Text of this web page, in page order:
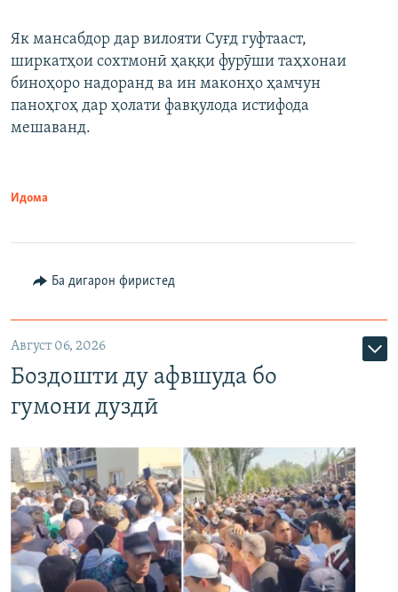
Як мансабдор дар вилояти Суғд гуфтааст,
ширкатҳои сохтмонӣ ҳаққи фурӯши таҳхонаи
биноҳоро надоранд ва ин маконҳо ҳамчун
паноҳгоҳ дар ҳолати фавқулода истифода
мешаванд.
Идома
Ба дигарон фиристед
Август 06, 2026
Боздошти ду афвшуда бо
гумони дуздӣ